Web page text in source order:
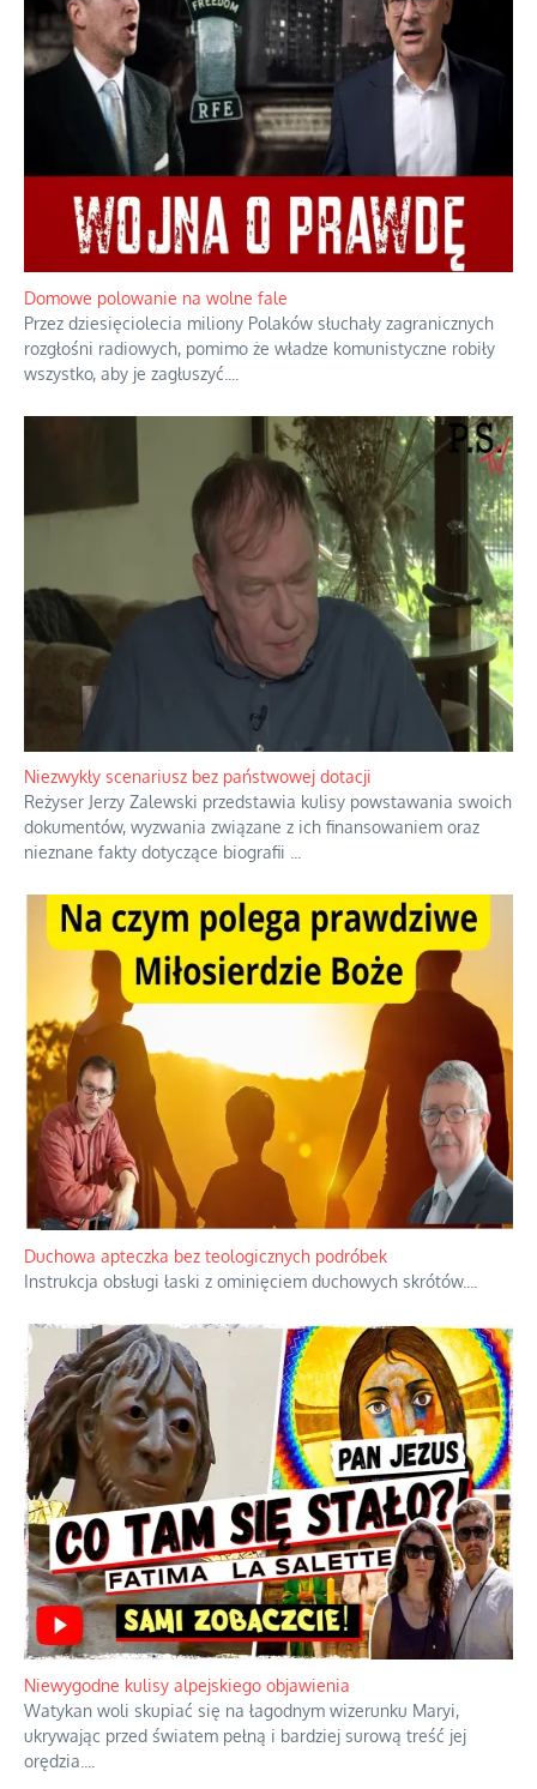
Domowe polowanie na wolne fale
Przez dziesięciolecia miliony Polaków słuchały zagranicznych
rozgłośni radiowych, pomimo że władze komunistyczne robiły
wszystko, aby je zagłuszyć.
Niezwykły scenariusz bez państwowej dotacji
Reżyser Jerzy Zalewski przedstawia kulisy powstawania swoich
dokumentów, wyzwania związane z ich finansowaniem oraz
nieznane fakty dotyczące biografii
Duchowa apteczka bez teologicznych podróbek
Instrukcja obsługi łaski z ominięciem duchowych skrótów.
Niewygodne kulisy alpejskiego objawienia
Watykan woli skupiać się na łagodnym wizerunku Maryi,
ukrywając przed światem pełną i bardziej surową treść jej
orędzia.